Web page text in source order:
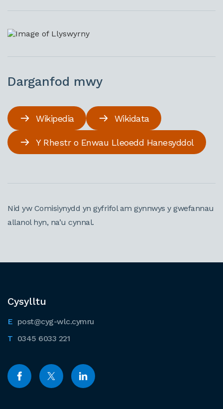
Darganfod mwy
Wikipedia Wikidata
Y Rhestr o Enwau Lleoedd Hanesyddol
Nid yw Comisiynydd yn gyfrifol am gynnwys y gwefannau
allanol hyn, na’u cynnal.
Cysylltu
post@cyg-wlc.cymru
0345 6033 221